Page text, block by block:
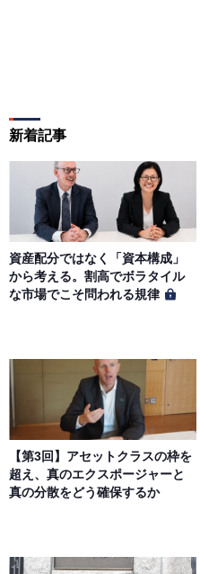
新着記事
資産配分ではなく「資本構成」
から考える。割高でボラタイル
な市場でこそ問われる規律
【第3回】アセットクラスの枠を
超え、真のエクスポージャーと
真の分散をどう確保するか